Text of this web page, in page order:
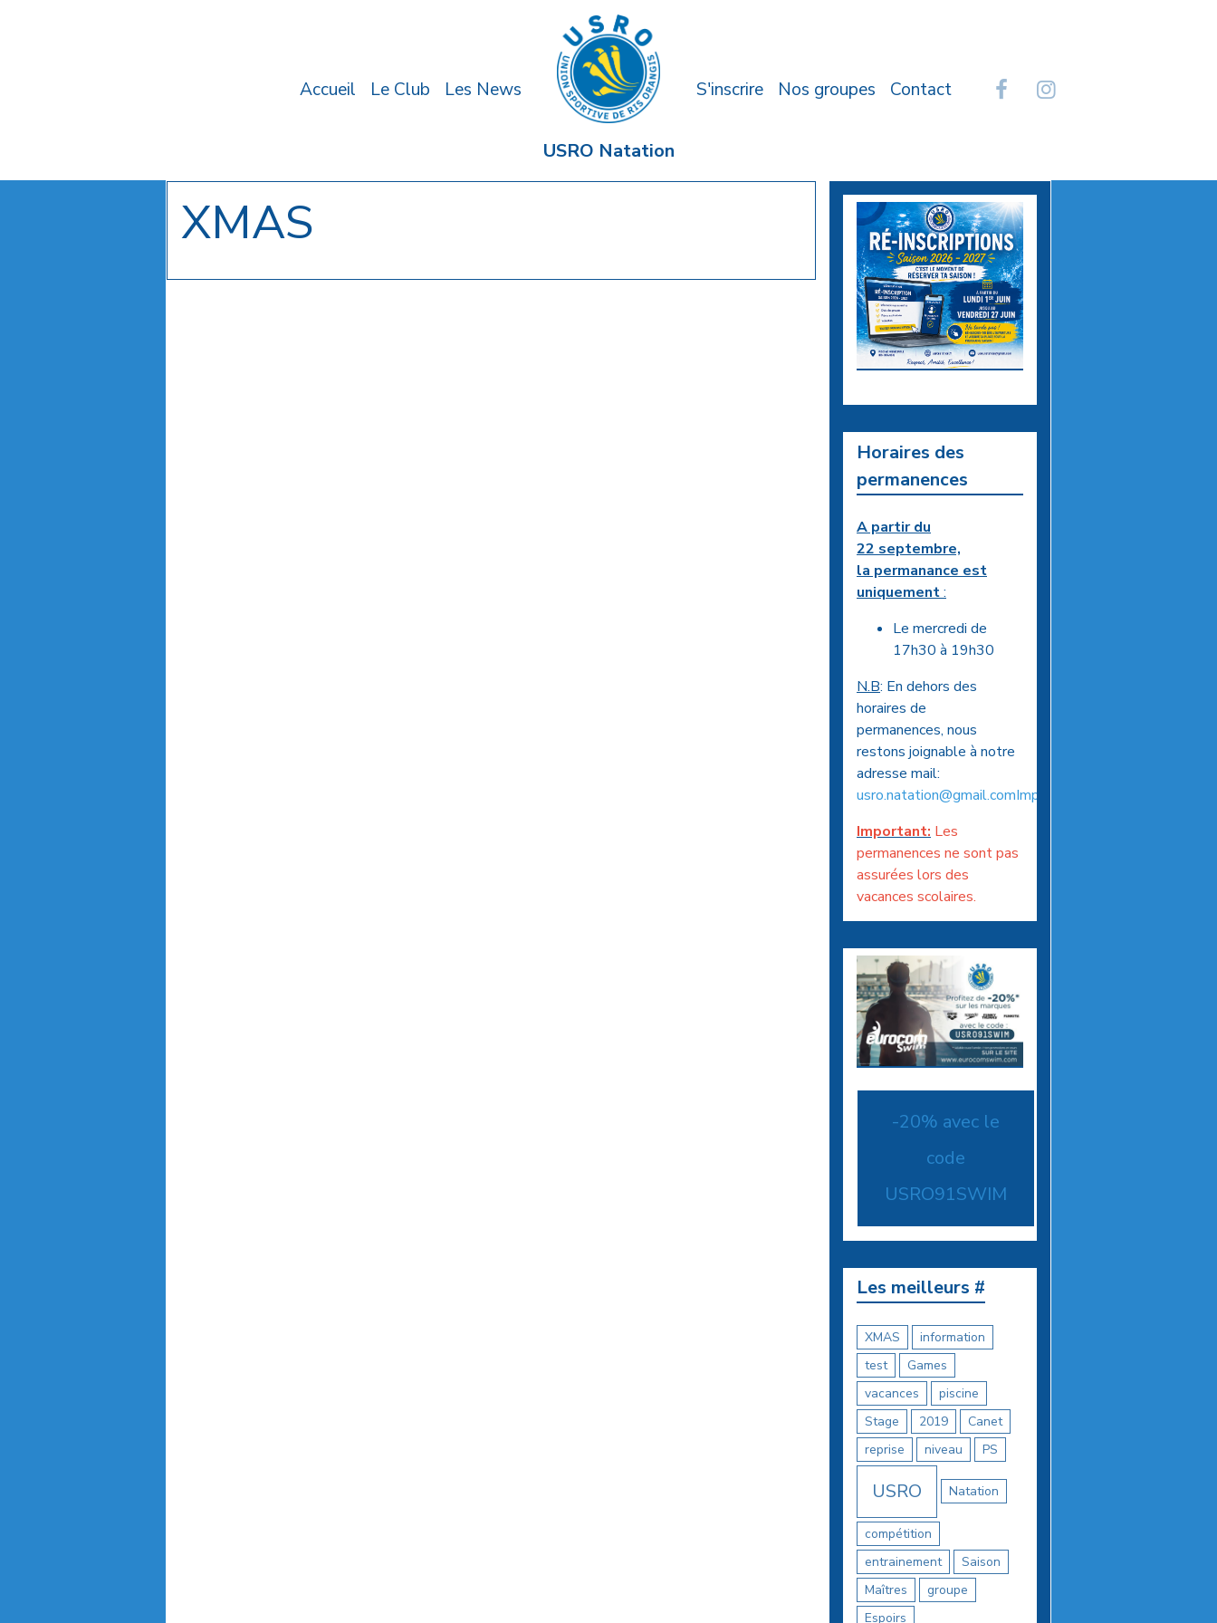
Accueil Le Club Les News
USRO Natation
S'inscrire Nos groupes Contact
XMAS
Horaires des
permanences
A partir du
22 septembre,
la permanance est
uniquement:
Le mercredi de
17h30 à 19h30
N.B: En dehors des
horaires de
permanences, nous
restons joignable à notre
adresse mail:
usro.natation@gmail.comImportant
Important: Les
permanences ne sont pas
assurées lors des
vacances scolaires.
-20% avec le
code
USRO91SWIM
Les meilleurs #
XMAS
information
test
Games
vacances
piscine
Stage
2019
Canet
reprise
niveau PS
USRO Natation
compétition
entrainement
Saison
Maîtres
groupe
Espoirs